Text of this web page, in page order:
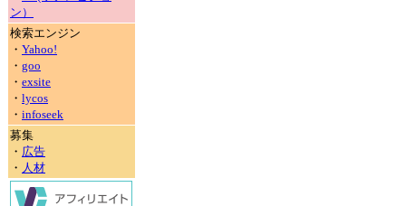
ン）
検索エンジン
・ Yahoo!
・ goo
・ exsite
・ lycos
・ infoseek
募集
・ 広告
・ 人材